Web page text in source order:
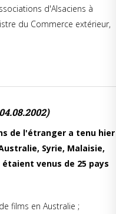
d'Alsaciens à
du Commerce extérieur,
de l'étranger a tenu hier
Syrie, Malaisie,
venus de 25 pays
films en Australie ;